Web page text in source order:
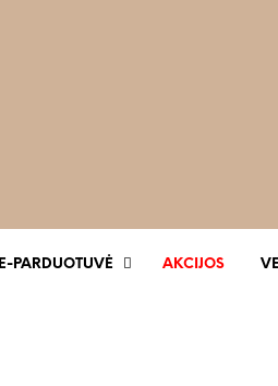
E-PARDUOTUVĖ AKCIJOS